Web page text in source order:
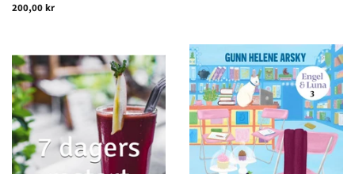
Vanlig
200,00 kr